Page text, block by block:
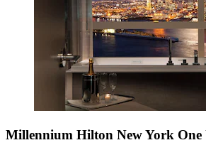
Millennium Hilton New York One